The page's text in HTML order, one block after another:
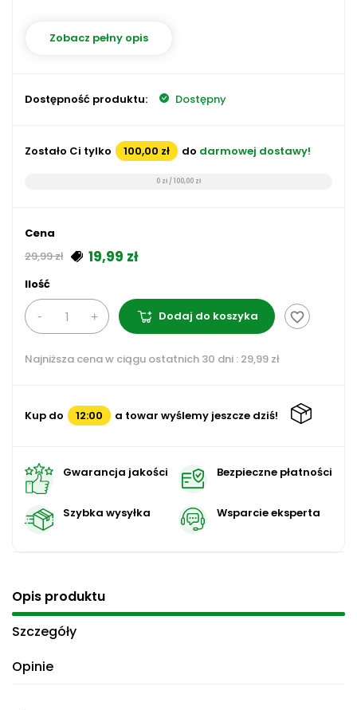
Zobacz pełny opis
Dostępność produktu: Dostępny
Zostało Ci tylko 100,00 zł do darmowej dostawy!
0 zł / 100,00 zł
Cena
29,99 zł
19,99 zł
Ilość
Dodaj do koszyka favorite_border
Najniższa cena w ciągu ostatnich 30 dni : 29,99 zł
Kup do 12:00 a towar wyślemy jeszcze dziś!
Gwarancja jakości Bezpieczne płatności
Szybka wysyłka Wsparcie eksperta
Opis produktu
Szczegóły
Opinie